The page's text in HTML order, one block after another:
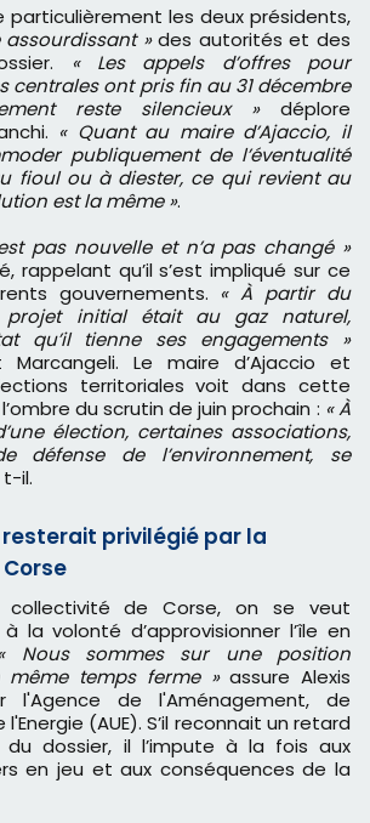
assourdissant »des autorités et des
« Les appels d’offres pour
centrales ont pris fin au 31 décembre
reste silencieux »déplore
« Quant au maire d’Ajaccio, il
publiquement de l’éventualité
fioul ou à diester, ce qui revient au
est la même ».
pas nouvelle et n’a pas changé »
rappelant qu’il s’est impliqué sur ce
gouvernements. « À partir du
initial était au gaz naturel,
qu’il tienne ses engagements »
Marcangeli. Le maire d’Ajaccio et
territoriales voit dans cette
du scrutin de juin prochain : « À
élection, certaines associations,
défense de l’environnement, se
il.
privilégié par la
la volonté d’approvisionner l’île en
« Nous sommes sur une position
temps ferme »assure Alexis
l'Agence de l'Aménagement, de
(AUE). S’il reconnait un retard
dossier, il l’impute à la fois aux
en jeu et aux conséquences de la